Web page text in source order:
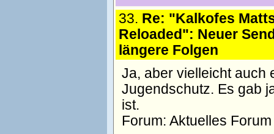
33. Re: "Kalkofes
Reloaded": Neuer
längere Folgen
Ja, aber vielleicht auch
Jugendschutz. Es gab
ist.
Forum: Aktuelles Forum